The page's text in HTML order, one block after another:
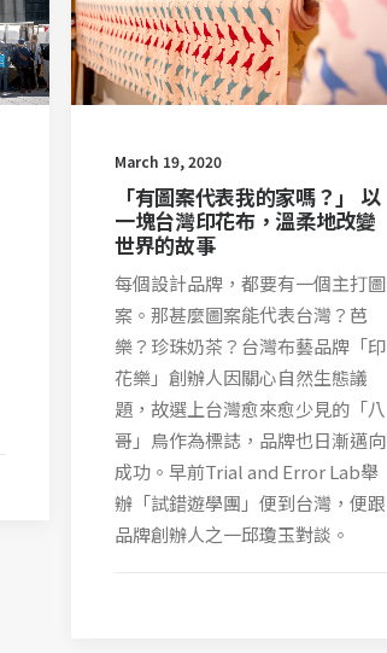
March 19, 2020
「有圖案代表我的家嗎？」 以
一塊台灣印花布，溫柔地改變
世界的故事
每個設計品牌，都要有一個主打圖
案。那甚麼圖案能代表台灣？芭
樂？珍珠奶茶？台灣布藝品牌「印
花樂」創辦人因關心自然生態議
題，故選上台灣愈來愈少見的「八
哥」鳥作為標誌，品牌也日漸邁向
成功。早前Trial and Error Lab舉
辦「試錯遊學團」便到台灣，便跟
品牌創辦人之一邱瓊玉對談。